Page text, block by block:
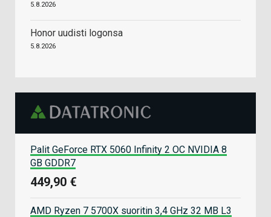
5.8.2026
Honor uudisti logonsa
5.8.2026
Palit GeForce RTX 5060 Infinity 2 OC NVIDIA 8
GB GDDR7
449,90 €
AMD Ryzen 7 5700X suoritin 3,4 GHz 32 MB L3